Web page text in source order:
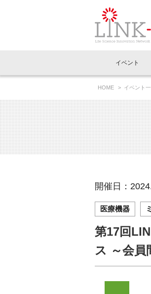
イベントお知ら
イベント
イベント一覧
LINK-J主催・共催
LINK-J協賛・協力
Out of Box相談室
インタビュー・
スペシャルイン
連載コラム
ニュース一覧
トピック
メディア情報
協賛・協力
理事長挨拶
国内外連携
組織概要
特別会員一覧
専用メニューは
ラウンジ・会議室
アクセス
HOME イベント
開催日：
医療機器
第17回
ス ～会員